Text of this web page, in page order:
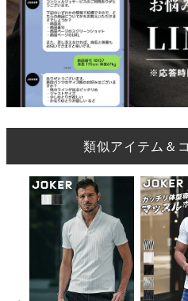
類似アイテム＆